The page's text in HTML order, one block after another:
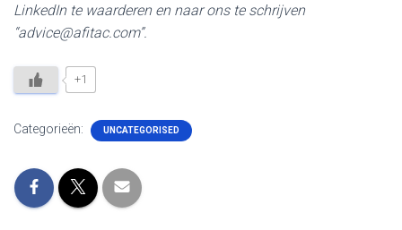
LinkedIn te waarderen en naar ons te schrijven
“advice@afitac.com”.
+1
Categorieën: UNCATEGORISED